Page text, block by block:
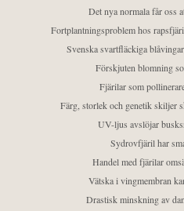
Det nya normala får oss
Fortplantningsproblem hos
Svenska svartfläckiga
Förskjuten blomning
Fjärilar som
Färg, storlek och genetik skiljer
UV-ljus avslöjar
Sydrovfjäril har
Handel med fjärilar
Vätska i vingmembran
Drastisk minskning av